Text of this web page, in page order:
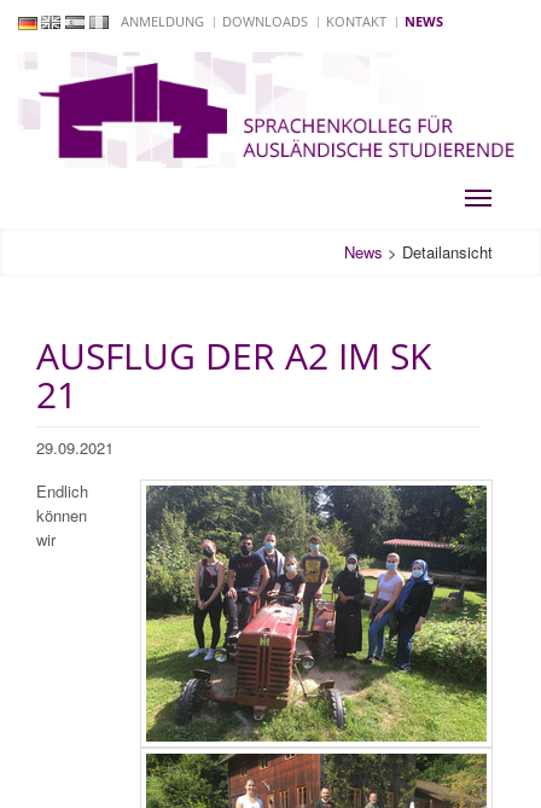
ANMELDUNG DOWNLOADS KONTAKT NEWS
Toggle
News > Detailansicht
AUSFLUG DER A2 IM SK
21
29.09.2021
Endlich
können
wir